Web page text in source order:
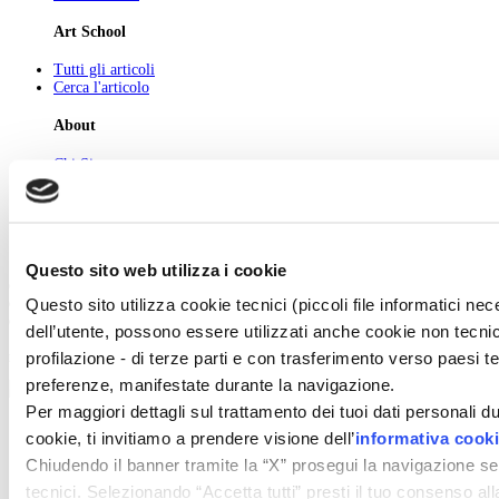
Questo sito web utilizza i cookie
Questo sito utilizza cookie tecnici (piccoli file informatici
dell’utente, possono essere utilizzati anche cookie non
profilazione - di terze parti e con trasferimento verso paesi
preferenze, manifestate durante la navigazione.
Per maggiori dettagli sul trattamento dei tuoi dati personali
cookie, ti invitiamo a prendere visione dell’informativa
Chiudendo il banner tramite la “X” prosegui la navigazione
tecnici. Selezionando “Accetta tutti” presti il tuo consenso
Art School
Tutti gli articoli
Cerca l'articolo
About
Chi Siamo
Pubblicità
Newsletter
Codice fiscale e numero d'iscrizione al Registro Imprese di Milano - 80009810484
Capitale sociale € 8.000.000,00 i.v.
powered by ZUMEDIA